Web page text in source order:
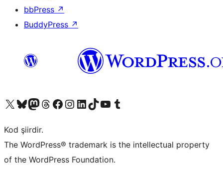
bbPress ↗
BuddyPress ↗
X (eski Twitter) hesabımıza bakın
Bluesky hesabımızı ziyaret edinMastodon hesabımızı ziyaret edinThreads hesabımızı ziyaret edinFacebook sayfamızı ziyaret edinInstagram hesabımızı ziyaret edinLinkedIn hesabımızı ziyaret edinTikTok hesabımızı ziyaret edinYouTube kanalımızı ziyaret edinTumblr hesabımızı ziyaret edin
Kod şiirdir.
The WordPress® trademark is the intellectual property
of the WordPress Foundation.